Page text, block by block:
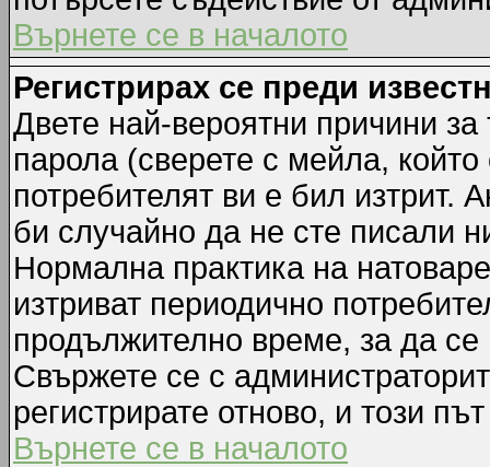
Върнете се в началото
Регистрирах се преди
Двете най-вероятни причини
парола (сверете с мейла,
потребителят ви е бил изтрит.
би случайно да не сте писали
Нормална практика на
изтриват периодично
продължително време, за да
Свържете се с
регистрирате отново, и този
Върнете се в началото